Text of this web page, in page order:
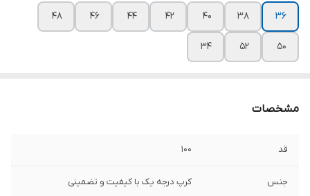
۳۶
۳۸ ۴۰ ۴۲ ۴۴ ۴۶ ۴۸
۵۰ ۵۲ ۳۴
مشخصات
قد ۱۰۰
جنس کرپ درجه یک با کیفیت و تضمینی